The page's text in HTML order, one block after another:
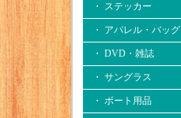
・ ステッカー
・ アパレル・バッグ
・ DVD・雑誌
・ サングラス
・ ボート用品